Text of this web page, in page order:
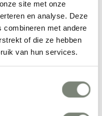
site met onze
en analyse. Deze
combineren met andere
of die ze hebben
van hun services.
Lapalma